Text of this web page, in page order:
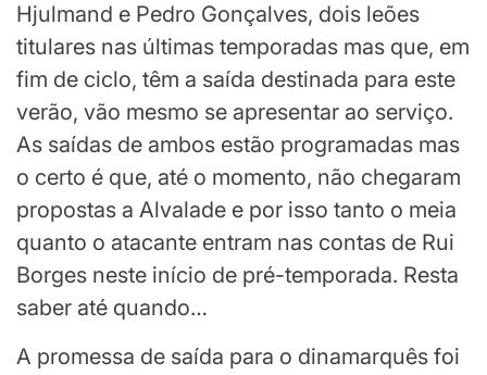
Hjulmand e Pedro Gonçalves, dois leões
titulares nas últimas temporadas mas que, em
fim de ciclo, têm a saída destinada para este
verão, vão mesmo se apresentar ao serviço.
As saídas de ambos estão programadas mas
o certo é que, até o momento, não chegaram
propostas a Alvalade e por isso tanto o meia
quanto o atacante entram nas contas de Rui
Borges neste início de pré-temporada. Resta
saber até quando…
A promessa de saída para o dinamarquês foi